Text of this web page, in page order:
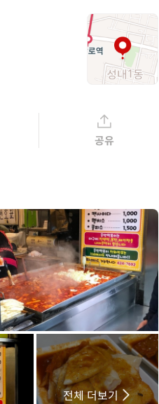
공유
전체 더보기